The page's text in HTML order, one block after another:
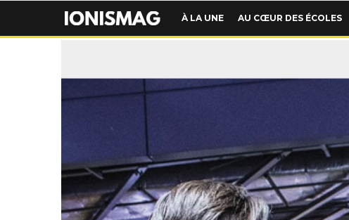
À LA UNE AU CŒUR DES ÉCOLES